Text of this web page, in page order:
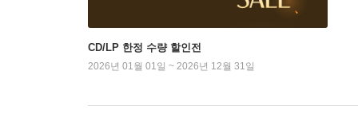
CD/LP 한정 수량 할인전
2026년 01월 01일 ~ 2026년 12월 31일